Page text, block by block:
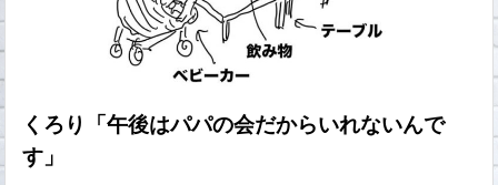
くろり「午後はパパの会だからいれないんで
す」